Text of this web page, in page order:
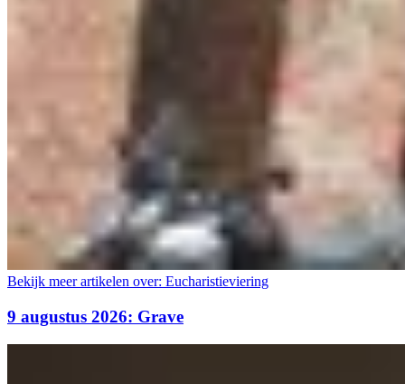
Bekijk meer artikelen over: Eucharistieviering
9 augustus 2026: Grave